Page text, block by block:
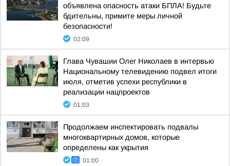
объявлена опасность атаки БПЛА! Будьте
бдительны, примите меры личной
безопасности!
02:09
Глава Чувашии Олег Николаев в интервью
Национальному телевидению подвел итоги
июля, отметив успехи республики в
реализации нацпроектов
01:03
Продолжаем инспектировать подвалы
многоквартирных домов, которые
определены как укрытия
01:00